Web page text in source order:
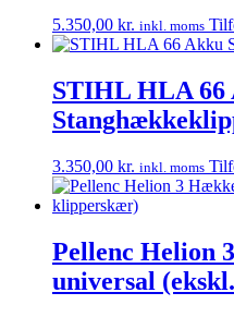
5.350,00 kr. inkl. moms
STIHL HLA 66
3.350,00 kr. inkl. moms
Pellenc Helion
universal